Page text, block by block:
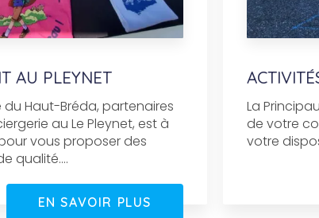
AU PLEYNET
du Haut-Bréda, partenaires
au Le Pleynet, est à
vous proposer des
qualité....
EN SAVOIR PLUS
La
de votre
votre